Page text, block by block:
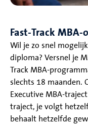
Fast-Track MBA-
Wil je zo snel
diploma? Versnel je
Track MBA-
slechts 18 maanden.
Executive MBA-
traject, je volgt
behaalt hetzelfde